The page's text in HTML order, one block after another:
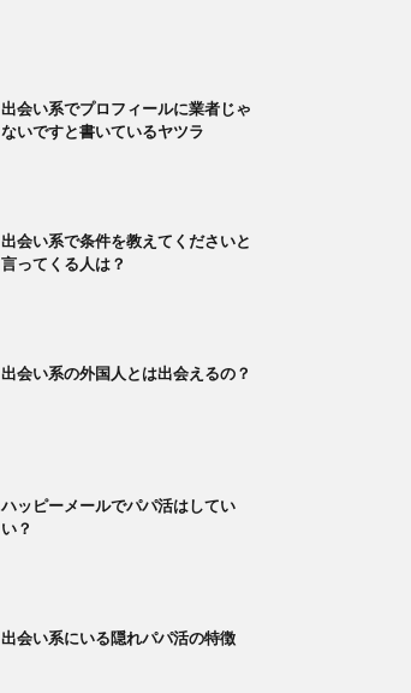
出会い系でプロフィールに業者じゃ
ないですと書いているヤツラ
出会い系で条件を教えてくださいと
言ってくる人は？
出会い系の外国人とは出会えるの？
ハッピーメールでパパ活はしてい
い？
出会い系にいる隠れパパ活の特徴